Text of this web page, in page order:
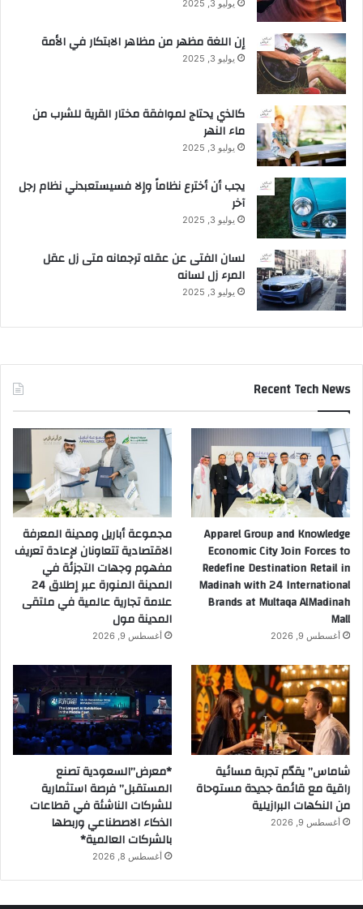
يوليو 3, 2025
إن اللغة مظهر من مظاهر الابتكار في الأمة
يوليو 3, 2025
كالذي يحتاج لموافقة مختار القرية للشرب من
ماء النهر
يوليو 3, 2025
يجب أن أخترع نظاماً وإلا فسيستعبدني نظام رجل
آخر
يوليو 3, 2025
لسان الفتى عن عقله ترجمانه متى زل عقل
المرء زل لسانه
يوليو 3, 2025
Recent Tech News
Apparel Group and Knowledge
Economic City Join Forces to
Redefine Destination Retail in
Madinah with 24 International
Brands at Multaqa AlMadinah
Mall
أغسطس 9, 2026
مجموعة أباريل ومدينة المعرفة
الاقتصادية تتعاونان لإعادة تعريف
مفهوم وجهات التجزئة في
المدينة المنورة عبر إطلاق 24
علامة تجارية عالمية في ملتقى
المدينة مول
أغسطس 9, 2026
شاماس” يقدّم تجربة مسائية
راقية مع قائمة جديدة مستوحاة
من النكهات البرازيلية
أغسطس 9, 2026
*معرض”السعودية تصنع
المستقبل” فرصة استثمارية
للشركات الناشئة في قطاعات
الذكاء الاصطناعي وربطها
بالشركات العالمية*
أغسطس 8, 2026